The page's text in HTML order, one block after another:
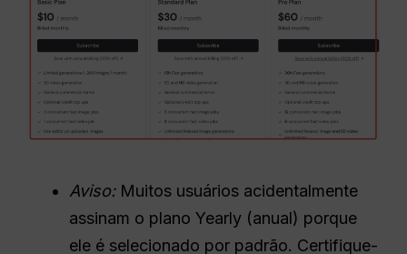
Aviso:Muitos usuários acidentalmente
assinam o plano Yearly (anual) porque
ele é selecionado por padrão. Certifique-